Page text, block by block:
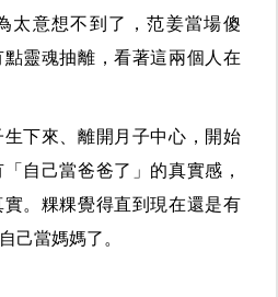
太意想不到了，范姜當場傻
靈魂抽離，看著這兩個人在
下來、離開月子中心，開始
自己當爸爸了」的真實感，
。粿粿覺得直到現在還是有
己當媽媽了。